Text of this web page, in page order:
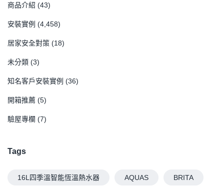
商品介紹 (43)
安裝實例 (4,458)
居家安全對策 (18)
未分類 (3)
知名客戶安裝實例 (36)
開箱推薦 (5)
驗屋專欄 (7)
Tags
16L四季溫智能恆溫熱水器 AQUAS BRITA